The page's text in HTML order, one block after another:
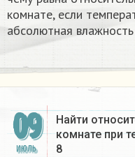
комнате, если
абсолютная
09
ИЮЛЬ
Найти
комнате при
8